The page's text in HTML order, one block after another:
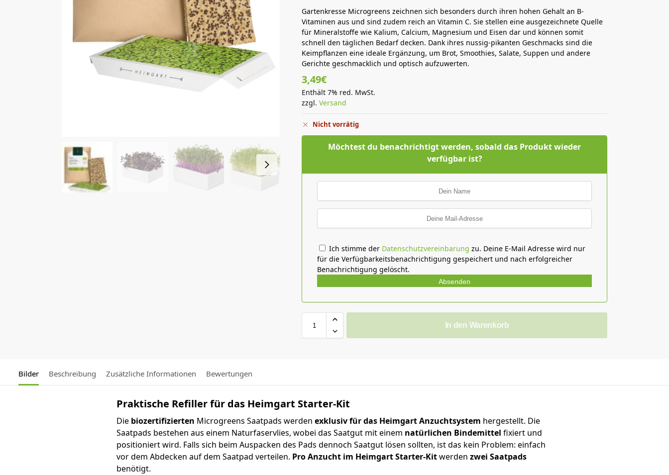
Gartenkresse Microgreens zeichnen sich besonders durch ihren hohen Gehalt an B-
Vitaminen aus und sind zudem reich an Vitamin C. Sie stellen eine ausgezeichnete Quelle
für Mineralstoffe wie Kalium, Calcium, Magnesium und Eisen dar und können somit
schnell den täglichen Bedarf decken. Dank ihres nussig-pikanten Geschmacks sind die
Keimpflanzen eine ideale Ergänzung, um Brot, Smoothies, Salate, Suppen und andere
Gerichte geschmacklich und optisch aufzuwerten.
3,49€
Enthält 7% red. MwSt.
zzgl.Versand
Nicht vorrätig
Möchtest du benachrichtigt werden, sobald das Produkt wieder
verfügbar ist?
Ich stimme der Datenschutzvereinbarung zu. Deine E-Mail Adresse wird nur
für die Verfügbarkeitsbenachrichtigung gespeichert und nach erfolgreicher
Benachrichtigung gelöscht.
Absenden
In den Warenkorb
Bilder Beschreibung Zusätzliche Informationen Bewertungen
Praktische Refiller für das Heimgart Starter-Kit
Die biozertifizierten Microgreens Saatpads werden exklusiv für das Heimgart Anzuchtsystem hergestellt. Die
Saatpads bestehen aus einem Naturfaservlies, wobei das Saatgut mit einem natürlichen Bindemittel fixiert und
positioniert wird. Falls sich beim Auspacken des Pads dennoch Saatgut lösen sollten, ist das kein Problem: einfach
vor dem Abdecken auf dem Saatpad verteilen. Pro Anzucht im Heimgart Starter-Kitwerden zwei Saatpads
benötigt.